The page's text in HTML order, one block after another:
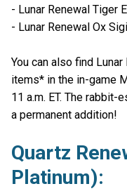
- Lunar Renewal Tiger
- Lunar Renewal Ox Sigil
You can also find
items* in the in-game
11 a.m. ET. The rabbit-
a permanent addition!
Quartz
Platinum):